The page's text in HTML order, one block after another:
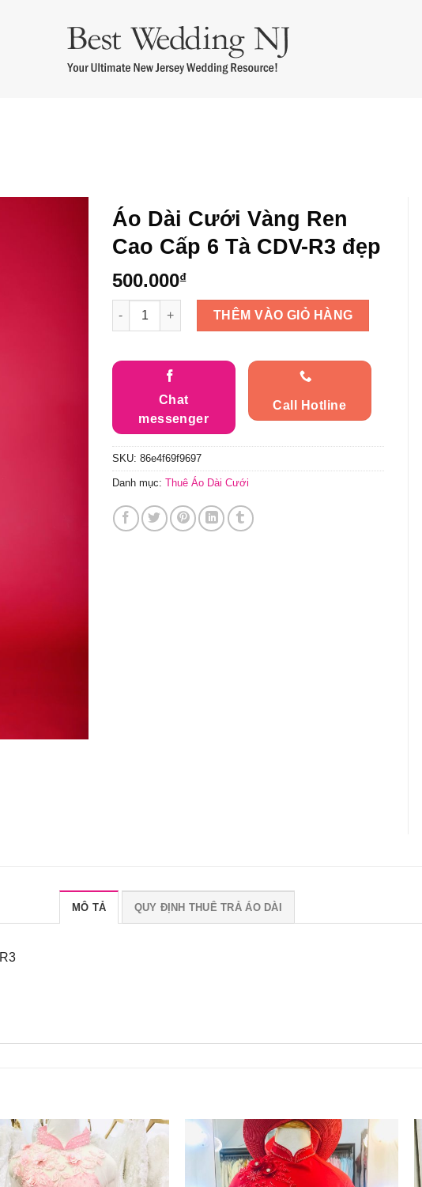
Áo Dài Cưới Vàng Ren
Cao Cấp 6 Tà CDV-R3 đẹp
500.000₫
Áo Dài Cưới Vàng Ren Cao Cấp 6 Tà CDV-R3 đẹp số lượng
THÊM VÀO GIỎ HÀNG
Chat
messenger
Call Hotline
SKU: 86e4f69f9697
Danh mục: Thuê Áo Dài Cưới
MÔ TẢ QUY ĐỊNH THUÊ TRẢ ÁO DÀI